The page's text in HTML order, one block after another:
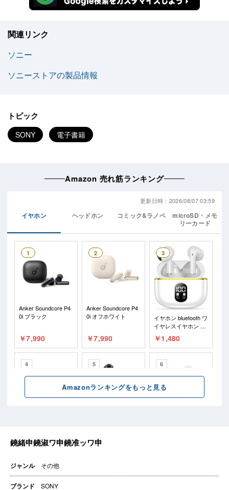
関連リンク
ソニー
ソニーストアの製品情報
トピック
SONY 電子書籍
ジャンル その他
ブランド SONY